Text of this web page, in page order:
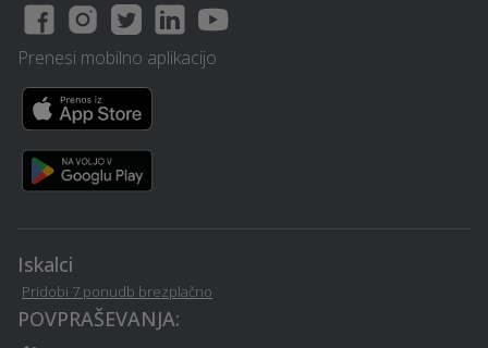
Rušitvena dela - Loski-
potok
Odvoz materiala - Loski-
potok
Lektoriranje besedil -
Loski-potok
Mizarstvo - Loski-potok
Servis naprav - Loski-
Iskalci
Pridobi 7 ponudb brezplačno
POVPRAŠEVANJA:
Prenesi mobilno aplikacijo